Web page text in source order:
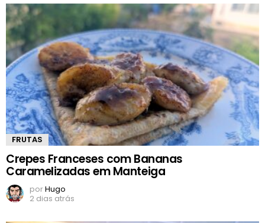
FRUTAS
Crepes Franceses com Bananas
Caramelizadas em Manteiga
porHugo
2 dias atrás